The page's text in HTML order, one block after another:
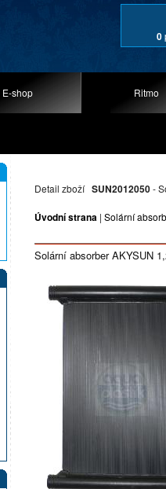
0
E-shop Ritmo
Detail zbožíSUN2012050-
Úvodní strana |Solární
Solární absorber AKYSUN